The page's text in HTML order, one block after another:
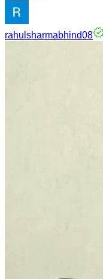
rahulsharmabhind08